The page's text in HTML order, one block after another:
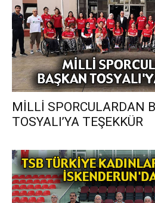
MİLLİ SPORCULARDAN
TOSYALI’YA TEŞEKKÜR